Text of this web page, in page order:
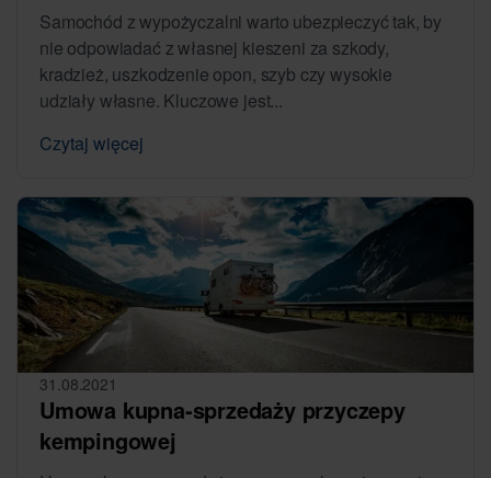
Samochód z wypożyczalni warto ubezpieczyć tak, by
nie odpowiadać z własnej kieszeni za szkody,
kradzież, uszkodzenie opon, szyb czy wysokie
udziały własne. Kluczowe jest...
Czytaj więcej
31.08.2021
Umowa kupna-sprzedaży przyczepy
kempingowej